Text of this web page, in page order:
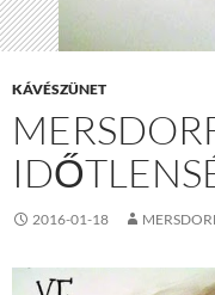
KÁVÉSZÜNET
2016-01-18